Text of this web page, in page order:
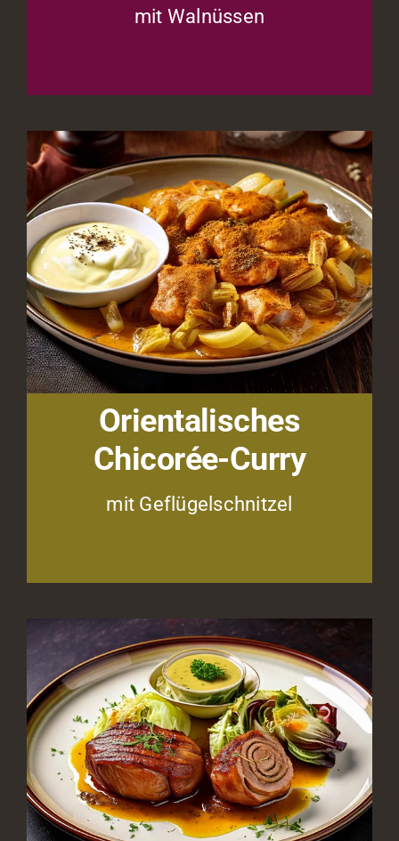
mit Walnüssen
Orientalisches
Chicorée-Curry
mit Geflügelschnitzel